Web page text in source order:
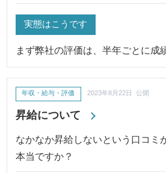
実態はこうです
まず弊社の評価は、半年ごとに
昇給について
年収・給与・評価 2023年8月22日 公開
なかなか昇給しないという口コミ
本当ですか？